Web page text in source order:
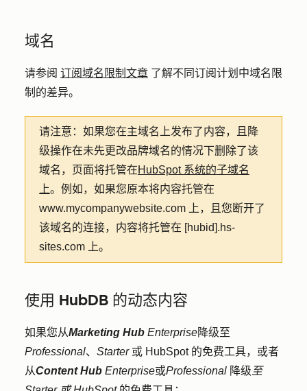
域名
请参阅 订阅域名限制文章 了解不同订阅计划中域名限
制的差异。
请注意： 如果您在主域名上发布了内容，且降
级操作在未先更改品牌域名的情况下删除了该
域名，页面将托管在HubSpot 系统的子域名
上。例如，如果您原本将内容托管在
www.mycompanywebsite.com 上，且您断开了
该域名的连接，内容将托管在 [hubid].hs-
sites.com 上。
使用 HubDB 的动态内容
如果您从Marketing Hub Enterprise降级至
Professional、 Starter或 HubSpot 的免费工具，或者
从Content Hub Enterprise或Professional 降级 至